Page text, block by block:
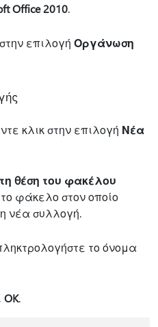
Office 2010.
επιλογή Οργάνωση
κλικ στην επιλογή Νέα
θέση του φακέλου
φάκελο στον οποίο
νέα συλλογή.
το όνομα
OK.